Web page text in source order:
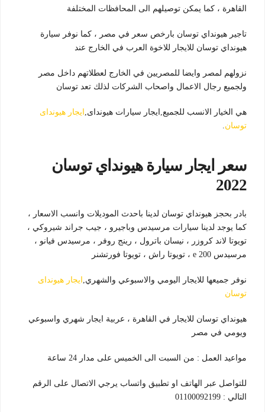
القاهرة ، كما يمكن توصيلهم الى المحافظات المختلفة
تاجير هيونداي توسان بارخص سعر في مصر ، كما نوفر سيارة
هيونداي توسان للايجار للاخوة العرب في الخارج عند
نزولهم لمصر وايضا للمصريين في الخارج لعطلاتهم داخل مصر
ولجميع رجال الاعمال واصحاب الشركات لذلك تعد توسان
هي الخيار الانسب للجميع,ايجار سيارات هيونداى, ايجار هيونداى
توسان.
سعر ايجار سيارة هيونداي توسان
2022
بادر بحجز هيونداي توسان لدينا باحدث الموديلات وانسب الاسعار ،
كما يوجد لدينا سيارات مرسيدس وباجيرو ، جيب جراند شيروكي ،
تويوتا لاند كروزر ، نيسان باترول ، رينج روفر ، مرسيدس فيانو ،
مرسيدس e 200 ، تويوتا راش ، تويوتا فورتشنر
نوفر جميعها للايجار اليومي والاسبوعي والشهري, ايجار هيونداى
توسان
هيونداي توسان للايجار في القاهرة ، عربية ايجار شهري واسبوعي
ويومي في مصر
مواعيد العمل : من السبت الى الخميس على مدار 24 ساعة
للتواصل عبر الهاتف او تطبيق واتساب يرجي الاتصال على الرقم
التالي : 01100092199